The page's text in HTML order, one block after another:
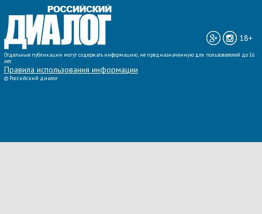
ВСЕ НОВОСТИ »
18+
Отдельные публикации могут содержать информацию, не предназначенную для пользователей до 16
лет.
Правила использования информации
© Российский диалог